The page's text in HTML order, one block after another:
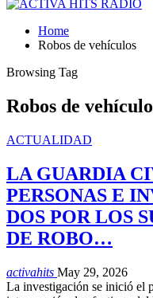
Home
Robos de vehículos
Browsing Tag
Robos de
ACTUALIDAD
LA GUARDIA
PERSONAS E
DOS POR LOS
DE ROBO…
activahits May 29, 2026
La investigación se inició el